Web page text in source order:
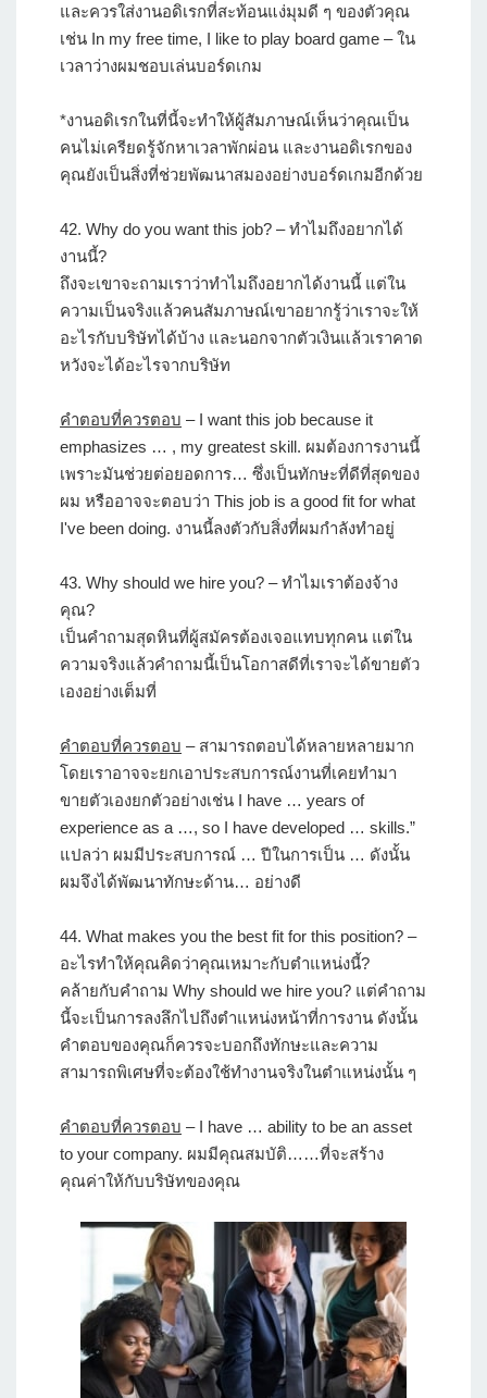
และควรใส่งานอดิเรกที่สะท้อนแง่มุมดี ๆ ของตัวคุณ
เช่น In my free time, I like to play board game – ใน
เวลาว่างผมชอบเล่นบอร์ดเกม
*งานอดิเรกในที่นี้จะทำให้ผู้สัมภาษณ์เห็นว่าคุณเป็น
คนไม่เครียดรู้จักหาเวลาพักผ่อน และงานอดิเรกของ
คุณยังเป็นสิ่งที่ช่วยพัฒนาสมองอย่างบอร์ดเกมอีกด้วย
42. Why do you want this job? – ทำไมถึงอยากได้
งานนี้?
ถึงจะเขาจะถามเราว่าทำไมถึงอยากได้งานนี้ แต่ใน
ความเป็นจริงแล้วคนสัมภาษณ์เขาอยากรู้ว่าเราจะให้
อะไรกับบริษัทได้บ้าง และนอกจากตัวเงินแล้วเราคาด
หวังจะได้อะไรจากบริษัท
คำตอบที่ควรตอบ – I want this job because it
emphasizes … , my greatest skill. ผมต้องการงานนี้
เพราะมันช่วยต่อยอดการ… ซึ่งเป็นทักษะที่ดีที่สุดของ
ผม หรืออาจจะตอบว่า This job is a good fit for what
I've been doing. งานนี้ลงตัวกับสิ่งที่ผมกำลังทำอยู่
43. Why should we hire you? – ทำไมเราต้องจ้าง
คุณ?
เป็นคำถามสุดหินที่ผู้สมัครต้องเจอแทบทุกคน แต่ใน
ความจริงแล้วคำถามนี้เป็นโอกาสดีที่เราจะได้ขายตัว
เองอย่างเต็มที่
คำตอบที่ควรตอบ – สามารถตอบได้หลายหลายมาก
โดยเราอาจจะยกเอาประสบการณ์งานที่เคยทำมา
ขายตัวเองยกตัวอย่างเช่น I have … years of
experience as a …, so I have developed … skills.”
แปลว่า ผมมีประสบการณ์ … ปีในการเป็น … ดังนั้น
ผมจึงได้พัฒนาทักษะด้าน… อย่างดี
44. What makes you the best fit for this position? –
อะไรทำให้คุณคิดว่าคุณเหมาะกับตำแหน่งนี้?
คล้ายกับคำถาม Why should we hire you? แต่คำถาม
นี้จะเป็นการลงลึกไปถึงตำแหน่งหน้าที่การงาน ดังนั้น
คำตอบของคุณก็ควรจะบอกถึงทักษะและความ
สามารถพิเศษที่จะต้องใช้ทำงานจริงในตำแหน่งนั้น ๆ
คำตอบที่ควรตอบ – I have … ability to be an asset
to your company. ผมมีคุณสมบัติ……ที่จะสร้าง
คุณค่าให้กับบริษัทของคุณ